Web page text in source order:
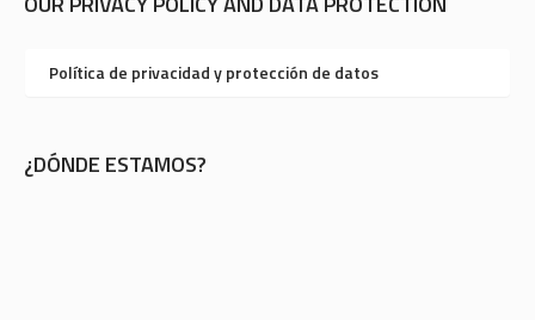
Política de privacidad y protección de datos
¿DÓNDE ESTAMOS?